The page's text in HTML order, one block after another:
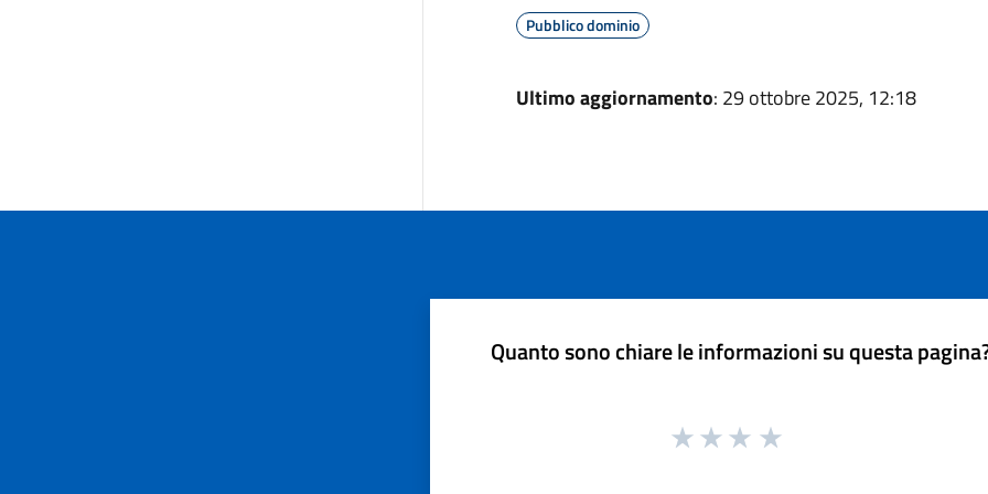
Pubblico dominio
Ultimo aggiornamento: 29 ottobre 2025, 12:18
Quanto sono chiare le informazioni su questa